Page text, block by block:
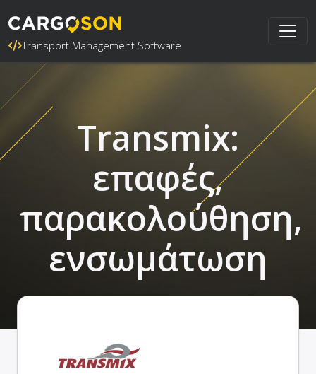
Transport Management Software
Transmix:
επαφές,
παρακολούθηση,
ενσωμάτωση